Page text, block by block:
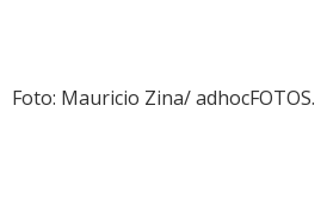
Foto: Mauricio Zina/ adhocFOTOS.